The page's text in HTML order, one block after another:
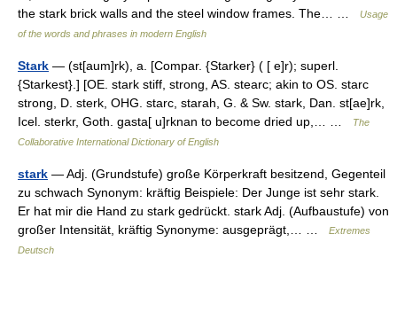
the stark brick walls and the steel window frames. The… …
Usage
of the words and phrases in modern English
Stark — (st[aum]rk), a. [Compar. {Starker} ( [ e]r); superl.
{Starkest}.] [OE. stark stiff, strong, AS. stearc; akin to OS. starc
strong, D. sterk, OHG. starc, starah, G. & Sw. stark, Dan. st[ae]rk,
Icel. sterkr, Goth. gasta[ u]rknan to become dried up,… …
The
Collaborative International Dictionary of English
stark — Adj. (Grundstufe) große Körperkraft besitzend, Gegenteil
zu schwach Synonym: kräftig Beispiele: Der Junge ist sehr stark.
Er hat mir die Hand zu stark gedrückt. stark Adj. (Aufbaustufe) von
großer Intensität, kräftig Synonyme: ausgeprägt,… …
Extremes
Deutsch